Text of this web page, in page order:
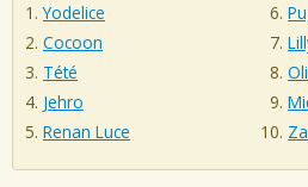
Yodelice
Cocoon
Tété
Jehro
Renan Luce